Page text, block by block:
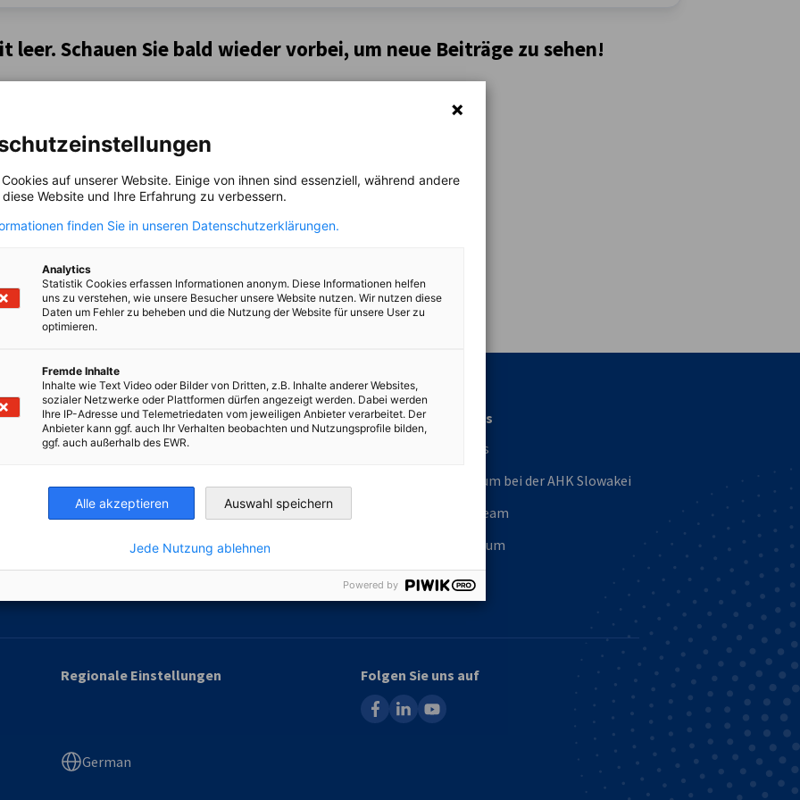
leer. Schauen Sie bald wieder vorbei, um neue Beiträge zu sehen!
und Energie
Industrie- und Handelskammer
Industrie- und Handelskammer
AHK.de
Germany Trade & Invest
und Vertrieb in der
Weitere Leistungen
Newsletter
Über uns
Über uns
Praktikum bei der AHK Slowakei
Unser Team
Impressum
Regionale Einstellungen
German
Folgen Sie uns auf
facebooklinkedinyoutube
auf unserer Website. Einige von ihnen sind essenziell, während andere
Website und Ihre Erfahrung zu verbessern.
finden Sie in unseren Datenschutzerklärungen.
Analytics
Statistik Cookies erfassen Informationen anonym. Diese Informationen helfen
uns zu verstehen, wie unsere Besucher unsere Website nutzen. Wir nutzen diese
Daten um Fehler zu beheben und die Nutzung der Website für unsere User zu
optimieren.
Fremde Inhalte
Inhalte wie Text Video oder Bilder von Dritten, z.B. Inhalte anderer Websites,
sozialer Netzwerke oder Plattformen dürfen angezeigt werden. Dabei werden
Ihre IP-Adresse und Telemetriedaten vom jeweiligen Anbieter verarbeitet. Der
Anbieter kann ggf. auch Ihr Verhalten beobachten und Nutzungsprofile bilden,
ggf. auch außerhalb des EWR.
Alle akzeptieren Auswahl speichern
Jede Nutzung ablehnen
Powered by